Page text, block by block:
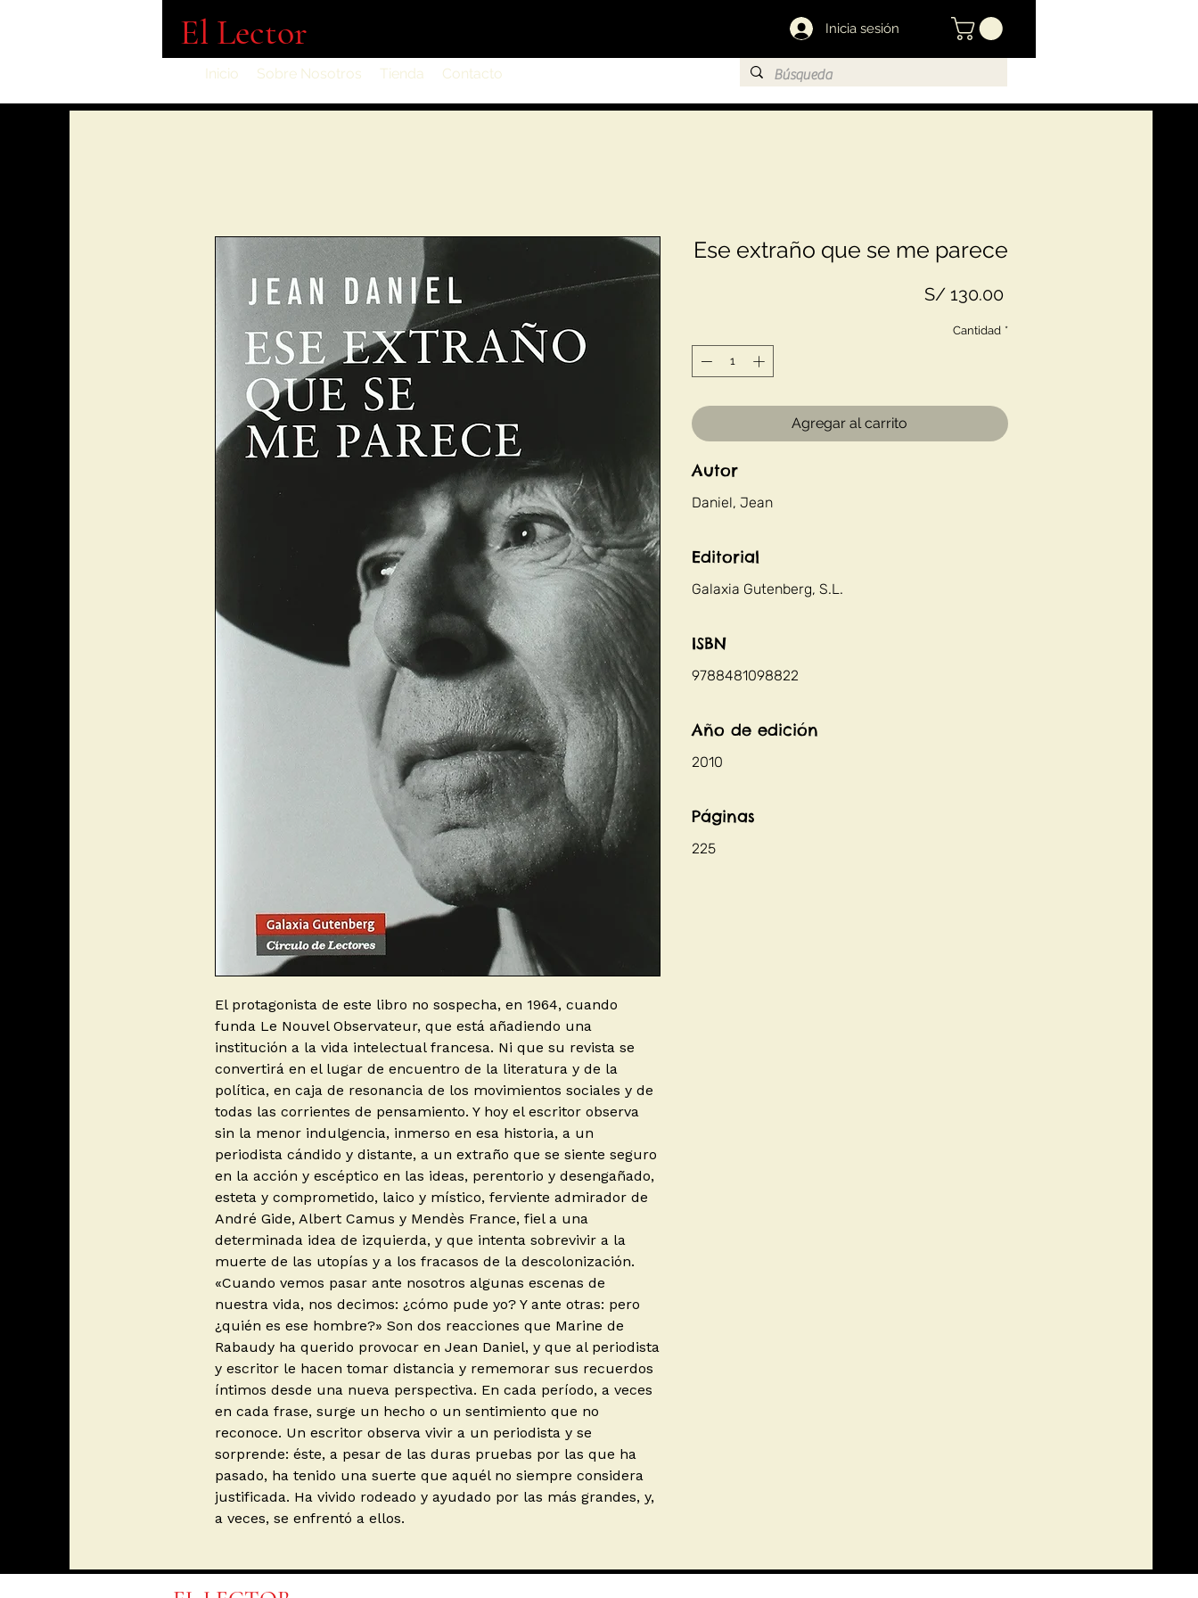
El Lector Inicia sesión
Inicio Sobre Nosotros Tienda Contacto
El protagonista de este libro no sospecha, en 1964, cuando
funda Le Nouvel Observateur, que está añadiendo una
institución a la vida intelectual francesa. Ni que su revista se
convertirá en el lugar de encuentro de la literatura y de la
política, en caja de resonancia de los movimientos sociales y de
todas las corrientes de pensamiento. Y hoy el escritor observa
sin la menor indulgencia, inmerso en esa historia, a un
periodista cándido y distante, a un extraño que se siente seguro
en la acción y escéptico en las ideas, perentorio y desengañado,
esteta y comprometido, laico y místico, ferviente admirador de
André Gide, Albert Camus y Mendès France, fiel a una
determinada idea de izquierda, y que intenta sobrevivir a la
muerte de las utopías y a los fracasos de la descolonización.
«Cuando vemos pasar ante nosotros algunas escenas de
nuestra vida, nos decimos: ¿cómo pude yo? Y ante otras: pero
¿quién es ese hombre?» Son dos reacciones que Marine de
Rabaudy ha querido provocar en Jean Daniel, y que al periodista
y escritor le hacen tomar distancia y rememorar sus recuerdos
íntimos desde una nueva perspectiva. En cada período, a veces
en cada frase, surge un hecho o un sentimiento que no
reconoce. Un escritor observa vivir a un periodista y se
sorprende: éste, a pesar de las duras pruebas por las que ha
pasado, ha tenido una suerte que aquél no siempre considera
justificada. Ha vivido rodeado y ayudado por las más grandes, y,
a veces, se enfrentó a ellos.
Ese extraño que se me parece
S/ 130.00Precio
Cantidad *
Agregar al carrito
Autor
Daniel, Jean
Editorial
Galaxia Gutenberg, S.L.
ISBN
9788481098822
Año de edición
2010
Páginas
225